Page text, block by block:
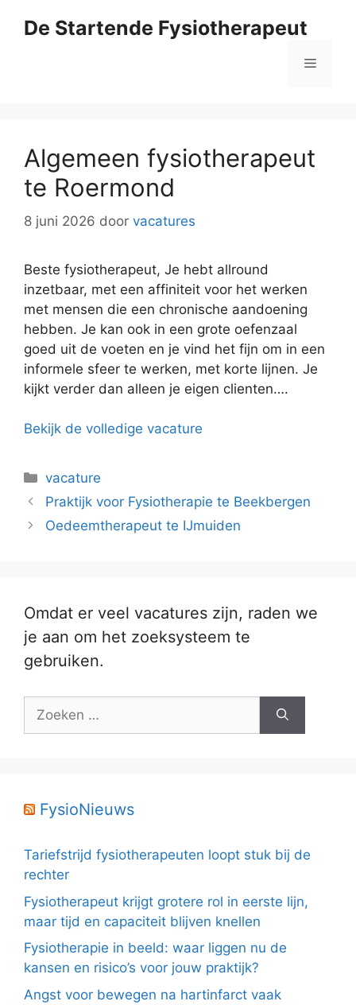
De Startende Fysiotherapeut
Menu
Algemeen fysiotherapeut
te Roermond
8 juni 2026 door vacatures
Beste fysiotherapeut, Je hebt allround
inzetbaar, met een affiniteit voor het werken
met mensen die een chronische aandoening
hebben. Je kan ook in een grote oefenzaal
goed uit de voeten en je vind het fijn om in een
informele sfeer te werken, met korte lijnen. Je
kijkt verder dan alleen je eigen clienten….
Bekijk de volledige vacature
Categorieën
vacature
Praktijk voor Fysiotherapie te Beekbergen
Oedeemtherapeut te IJmuiden
Omdat er veel vacatures zijn, raden we
je aan om het zoeksysteem te
gebruiken.
Zoek
FysioNieuws
Tariefstrijd fysiotherapeuten loopt stuk bij de
rechter
Fysiotherapeut krijgt grotere rol in eerste lijn,
maar tijd en capaciteit blijven knellen
Fysiotherapie in beeld: waar liggen nu de
kansen en risico’s voor jouw praktijk?
Angst voor bewegen na hartinfarct vaak